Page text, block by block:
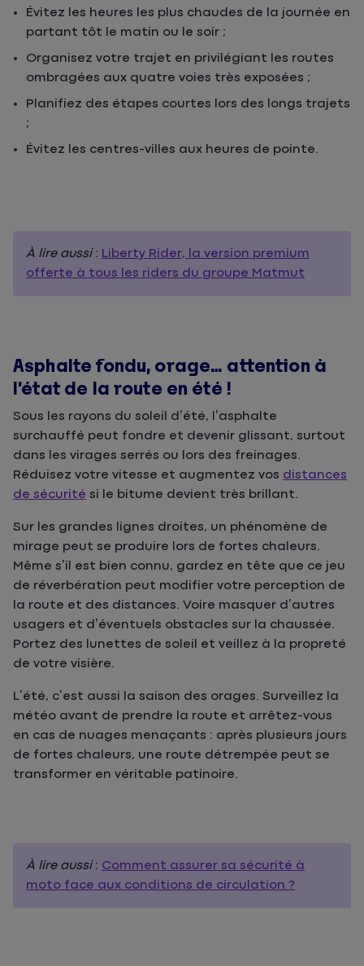
Évitez les heures les plus chaudes de la journée en
partant tôt le matin ou le soir ;
Organisez votre trajet en privilégiant les routes
ombragées aux quatre voies très exposées ;
Planifiez des étapes courtes lors des longs trajets
;
Évitez les centres-villes aux heures de pointe.
À lire aussi: Liberty Rider, la version premium
offerte à tous les riders du groupe Matmut
Asphalte fondu, orage… attention à
l’état de la route en été !
Sous les rayons du soleil d’été, l’asphalte
surchauffé peut fondre et devenir glissant, surtout
dans les virages serrés ou lors des freinages.
Réduisez votre vitesse et augmentez vos distances
de sécurité si le bitume devient très brillant.
Sur les grandes lignes droites, un phénomène de
mirage peut se produire lors de fortes chaleurs.
Même s’il est bien connu, gardez en tête que ce jeu
de réverbération peut modifier votre perception de
la route et des distances. Voire masquer d’autres
usagers et d’éventuels obstacles sur la chaussée.
Portez des lunettes de soleil et veillez à la propreté
de votre visière.
L’été, c’est aussi la saison des orages. Surveillez la
météo avant de prendre la route et arrêtez-vous
en cas de nuages menaçants : après plusieurs jours
de fortes chaleurs, une route détrempée peut se
transformer en véritable patinoire.
À lire aussi: Comment assurer sa sécurité à
moto face aux conditions de circulation ?